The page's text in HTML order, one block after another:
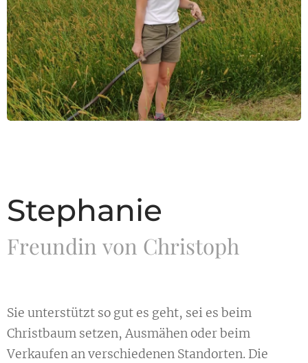
Stephanie
Freundin von Christoph
Sie unterstützt so gut es geht, sei es beim
Christbaum setzen, Ausmähen oder beim
Verkaufen an verschiedenen Standorten. Die